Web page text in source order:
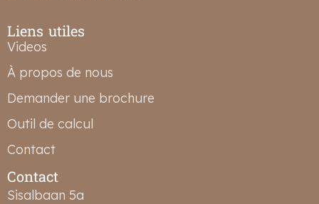
Liens utiles
Videos
À propos de nous
Demander une brochure
Outil de calcul
Contact
Contact
Sisalbaan 5a